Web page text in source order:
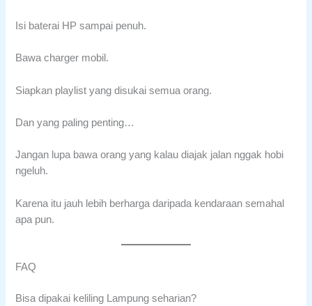
Isi baterai HP sampai penuh.
Bawa charger mobil.
Siapkan playlist yang disukai semua orang.
Dan yang paling penting…
Jangan lupa bawa orang yang kalau diajak jalan nggak hobi
ngeluh.
Karena itu jauh lebih berharga daripada kendaraan semahal
apa pun.
FAQ
Bisa dipakai keliling Lampung seharian?